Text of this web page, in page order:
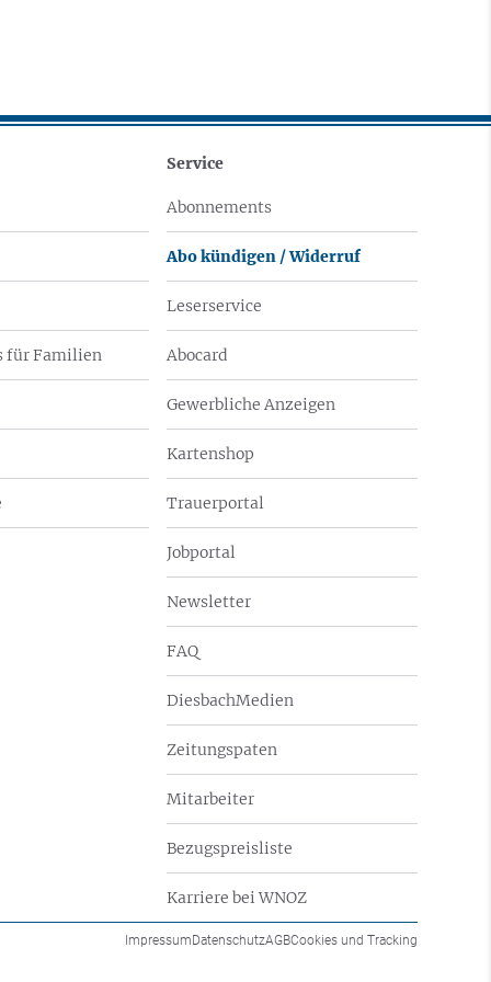
für Familien
Service
Abonnements
Abo kündigen / Widerruf
Leserservice
Abocard
Gewerbliche Anzeigen
Kartenshop
Trauerportal
Jobportal
Newsletter
FAQ
DiesbachMedien
Zeitungspaten
Mitarbeiter
Bezugspreisliste
Karriere bei WNOZ
ImpressumDatenschutzAGBCookies und Tracking